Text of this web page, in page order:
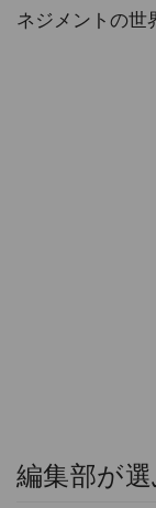
ネジメントの世
編集部が